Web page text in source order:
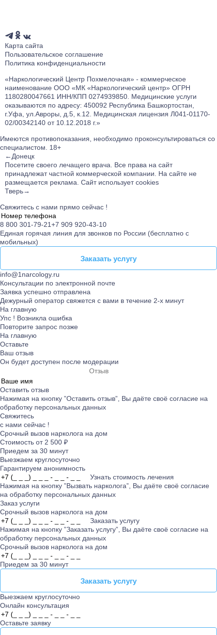
Карта сайта
Пользовательское соглашение
Политика конфиденциальности
«Наркологический Центр Похмелочная» - коммерческое
наименование ООО «МК «Наркологический центр» ОГРН
1180280047661 ИНН/КПП 0274939850. Медицинские услуги
оказываются по адресу: 450092 Республика Башкортостан,
г.Уфа, ул.Авроры, д.5, к.12. Медицинская лицензия Л041-01170-
02/00342140 от 10.12.2018 г.»
Имеются противопоказания, необходимо проконсультироваться со
специалистом. 18+
←Донецк
Посетите своего лечащего врача.
Все права на сайт
принадлежат частной коммерческой компании. На сайте не
размещается реклама. Сайт использует cookies
Тверь→
Свяжитесь с нами прямо сейчас !
8 800 301-79-21+7 909 920-43-10
Единая горячая линия для звонков по России (бесплатно с
мобильных)
Заказать услугу
Заказать услугу
info@1narcology.ru
Консультации по электронной почте
Заявка успешно отправлена
Дежурный оператор свяжется с вами в течение 2-х минут
На главную
Упс ! Возникла ошибка
Повторите запрос позже
На главную
Оставьте
Ваш отзыв
Он будет доступен после модерации
Оставить отзыв
Нажимая на кнопку ”Оставить отзыв”, Вы даёте своё согласие на
обработку персональных данных
Свяжитесь
с нами сейчас !
Срочный вызов нарколога на дом
Стоимость от 2 500 ₽
Приедем за 30 минут
Выезжаем круглосуточно
Гарантируем анонимность
Узнать стоимость лечения
Нажимая на кнопку ”Вызвать нарколога”, Вы даёте своё согласие
на обработку персональных данных
Заказ услуги
Срочный вызов нарколога на дом
Заказать услугу
Нажимая на кнопку ”Заказать услугу”, Вы даёте своё согласие на
обработку персональных данных
Срочный вызов нарколога на дом
Приедем за 30 минут
Заказать услугу
Заказать услугу
Выезжаем круглосуточно
Онлайн консультация
Оставьте заявку